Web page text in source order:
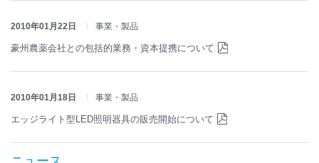
2010年01月22日 事業・製品
豪州農薬会社との包括的業務・資本提携について
2010年01月18日 事業・製品
エッジライト型LED照明器具の販売開始について